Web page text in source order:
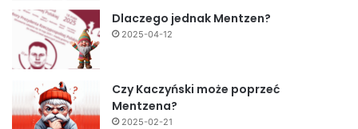
Dlaczego jednak Mentzen?
2025-04-12
Czy Kaczyński może poprzeć
Mentzena?
2025-02-21